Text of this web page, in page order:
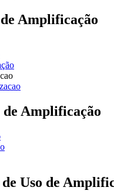
de Amplificação
de Amplificação
Uso de